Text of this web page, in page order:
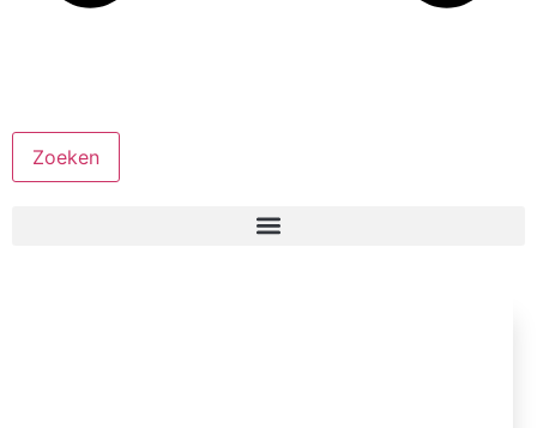
Zoeken